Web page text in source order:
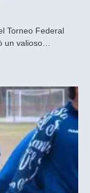
Torneo Federal
un valioso…